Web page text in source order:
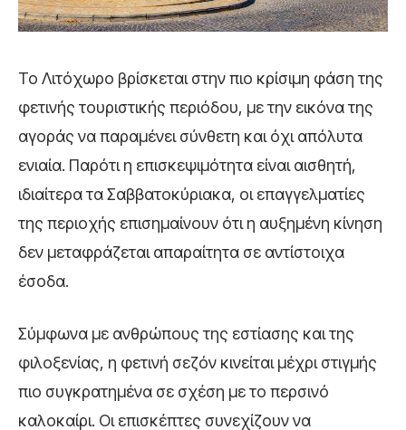
Το Λιτόχωρο βρίσκεται στην πιο κρίσιμη φάση της
φετινής τουριστικής περιόδου, με την εικόνα της
αγοράς να παραμένει σύνθετη και όχι απόλυτα
ενιαία. Παρότι η επισκεψιμότητα είναι αισθητή,
ιδιαίτερα τα Σαββατοκύριακα, οι επαγγελματίες
της περιοχής επισημαίνουν ότι η αυξημένη κίνηση
δεν μεταφράζεται απαραίτητα σε αντίστοιχα
έσοδα.
Σύμφωνα με ανθρώπους της εστίασης και της
φιλοξενίας, η φετινή σεζόν κινείται μέχρι στιγμής
πιο συγκρατημένα σε σχέση με το περσινό
καλοκαίρι. Οι επισκέπτες συνεχίζουν να